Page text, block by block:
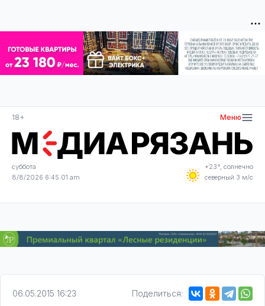
18+ Меню
суббота
8/8/2026 6:45:02 am
+23°, солнечно
северный 3 м/с
06.05.2015 16:23 Поделиться: